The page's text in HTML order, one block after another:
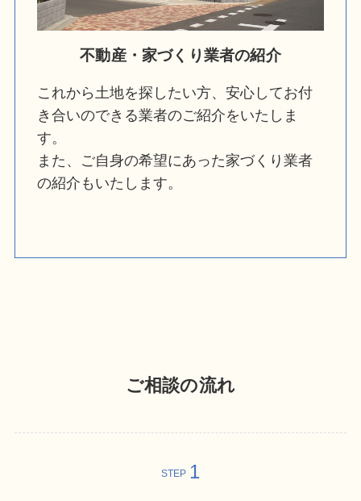
不動産・家づくり業者の紹介
これから土地を探したい方、安心してお付
き合いのできる業者のご紹介をいたしま
す。
また、ご自身の希望にあった家づくり業者
の紹介もいたします。
ご相談の流れ
STEP